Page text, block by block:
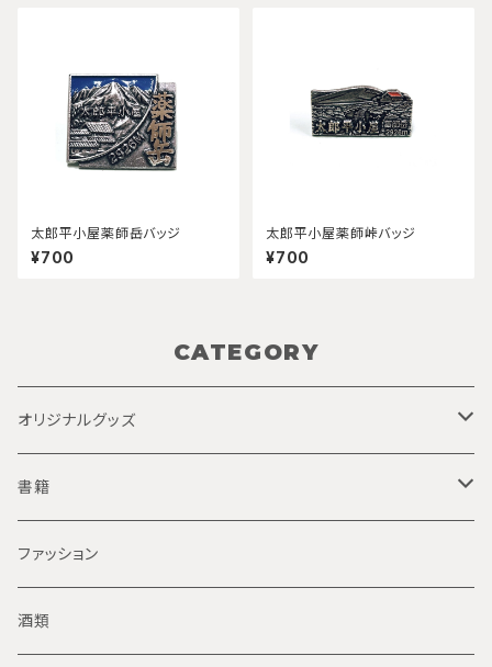
太郎平小屋薬師岳バッジ
¥700
太郎平小屋薬師峠バッジ
¥700
CATEGORY
オリジナルグッズ
バッジ
手拭い
書籍
太郎平小屋関連書籍
ガイド史
ファッション
酒類